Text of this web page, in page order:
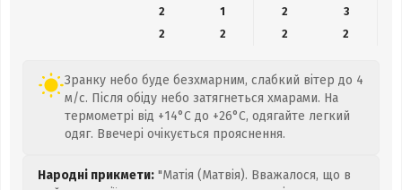
2
1 2
3
2
2 2 2
Зранку небо буде безхмарним, слабкий вітер до 4
м/с. Після обіду небо затягнеться хмарами. На
термометрі від +14°C до +26°C, одягайте легкий
одяг. Ввечері очікується прояснення.
Народні прикмети: "Матія (Матвія). Вважалося, що в